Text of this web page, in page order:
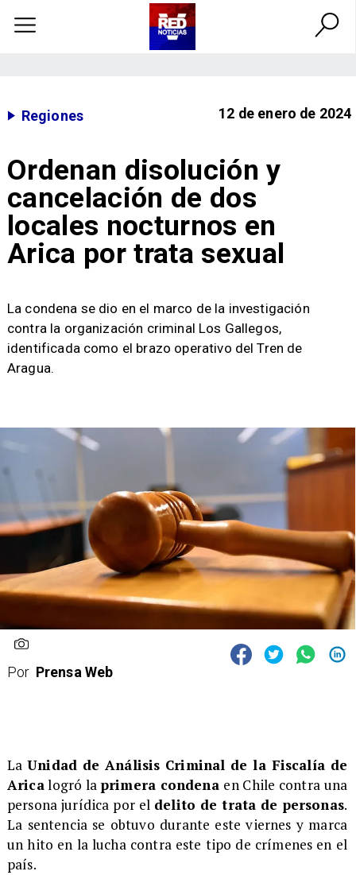
Regiones 12 de enero de 2024
Ordenan disolución y
cancelación de dos
locales nocturnos en
Arica por trata sexual
​La condena se dio en el marco de la investigación
contra la organización criminal Los Gallegos,
identificada como el brazo operativo del Tren de
Aragua.
Por Prensa Web
LaUnidad de Análisis Criminal de la Fiscalía de
Aricalogró la primera condena en Chile contra una
persona jurídica por el delito de trata de personas.
La sentencia se obtuvo durante este viernes y marca
un hito en la lucha contra este tipo de crímenes en el
país.